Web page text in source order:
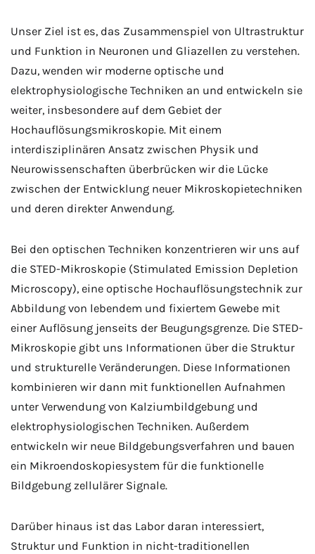
Unser Ziel ist es, das Zusammenspiel von Ultrastruktur
und Funktion in Neuronen und Gliazellen zu verstehen.
Dazu, wenden wir moderne optische und
elektrophysiologische Techniken an und entwickeln sie
weiter, insbesondere auf dem Gebiet der
Hochauflösungsmikroskopie. Mit einem
interdisziplinären Ansatz zwischen Physik und
Neurowissenschaften überbrücken wir die Lücke
zwischen der Entwicklung neuer Mikroskopietechniken
und deren direkter Anwendung.
Bei den optischen Techniken konzentrieren wir uns auf
die STED-Mikroskopie (Stimulated Emission Depletion
Microscopy), eine optische Hochauflösungstechnik zur
Abbildung von lebendem und fixiertem Gewebe mit
einer Auflösung jenseits der Beugungsgrenze. Die STED-
Mikroskopie gibt uns Informationen über die Struktur
und strukturelle Veränderungen. Diese Informationen
kombinieren wir dann mit funktionellen Aufnahmen
unter Verwendung von Kalziumbildgebung und
elektrophysiologischen Techniken. Außerdem
entwickeln wir neue Bildgebungsverfahren und bauen
ein Mikroendoskopiesystem für die funktionelle
Bildgebung zellulärer Signale.
Darüber hinaus ist das Labor daran interessiert,
Struktur und Funktion in nicht-traditionellen